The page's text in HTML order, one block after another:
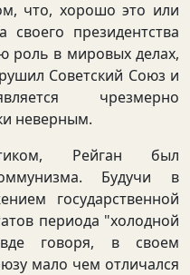
что, хорошо это или
президентства
роль в мировых делах,
Советский Союз и
чрезмерно
неверным.
Рейган был
Будучи в
государственной
периода "холодной
говоря, в своем
мало чем отличался